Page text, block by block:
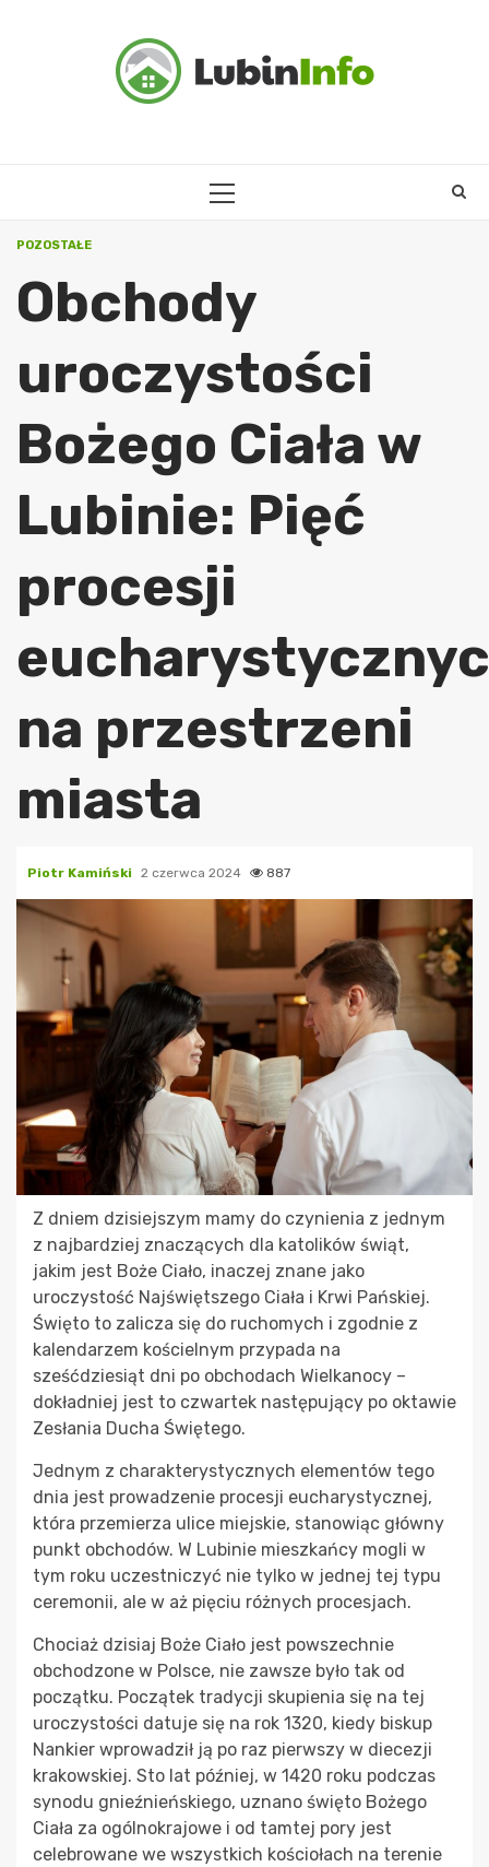
PRIMARY
POZOSTAŁE
Obchody
uroczystości
Bożego Ciała w
Lubinie: Pięć
procesji
na przestrzeni
miasta
Piotr Kamiński 2 czerwca 2024 887
Z dniem dzisiejszym mamy do czynienia z jednym
z najbardziej znaczących dla katolików świąt,
jakim jest Boże Ciało, inaczej znane jako
uroczystość Najświętszego Ciała i Krwi Pańskiej.
Święto to zalicza się do ruchomych i zgodnie z
kalendarzem kościelnym przypada na
sześćdziesiąt dni po obchodach Wielkanocy –
dokładniej jest to czwartek następujący po oktawie
Zesłania Ducha Świętego.
Jednym z charakterystycznych elementów tego
dnia jest prowadzenie procesji eucharystycznej,
która przemierza ulice miejskie, stanowiąc główny
punkt obchodów. W Lubinie mieszkańcy mogli w
tym roku uczestniczyć nie tylko w jednej tej typu
ceremonii, ale w aż pięciu różnych procesjach.
Chociaż dzisiaj Boże Ciało jest powszechnie
obchodzone w Polsce, nie zawsze było tak od
początku. Początek tradycji skupienia się na tej
uroczystości datuje się na rok 1320, kiedy biskup
Nankier wprowadził ją po raz pierwszy w diecezji
krakowskiej. Sto lat później, w 1420 roku podczas
synodu gnieźnieńskiego, uznano święto Bożego
Ciała za ogólnokrajowe i od tamtej pory jest
celebrowane we wszystkich kościołach na terenie